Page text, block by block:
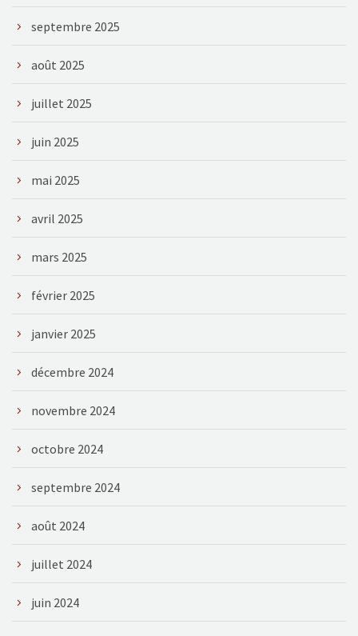
septembre 2025
août 2025
juillet 2025
juin 2025
mai 2025
avril 2025
mars 2025
février 2025
janvier 2025
décembre 2024
novembre 2024
octobre 2024
septembre 2024
août 2024
juillet 2024
juin 2024